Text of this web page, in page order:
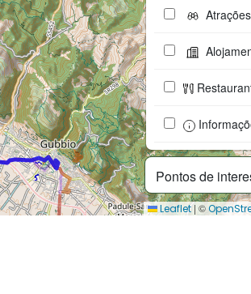
Pontos de
Atrações
Leaflet | ©